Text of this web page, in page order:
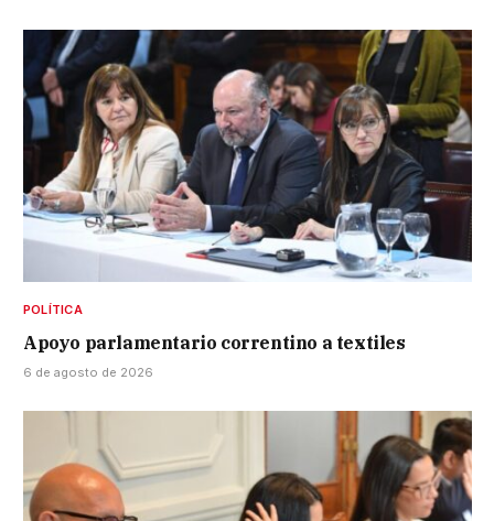
POLÍTICA
Apoyo parlamentario correntino a textiles
6 de agosto de 2026